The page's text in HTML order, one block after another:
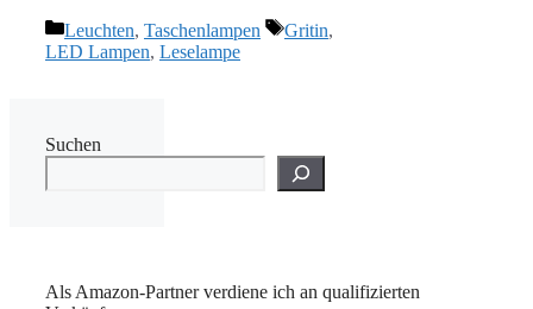
Kategorien
Leuchten, Taschenlampen Schlagwörter
Gritin,
LED Lampen, Leselampe
Suchen
Als Amazon-Partner verdiene ich an qualifizierten